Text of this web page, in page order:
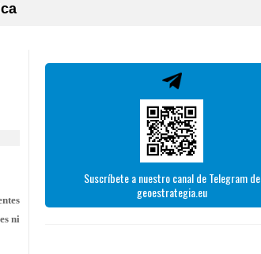
ni
Suscríbete a nuestro canal de Telegram de
geoestrategia.eu